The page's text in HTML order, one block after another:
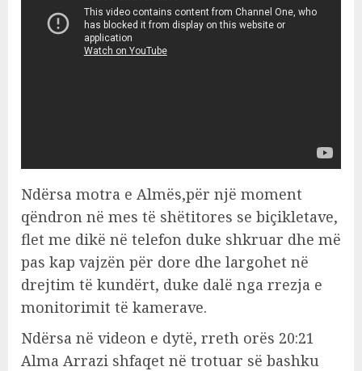
Ndërsa motra e Almës,për një moment
qëndron në mes të shëtitores se biçikletave,
flet me dikë në telefon duke shkruar dhe më
pas kap vajzën për dore dhe largohet në
drejtim të kundërt, duke dalë nga rrezja e
monitorimit të kamerave.
Ndërsa në videon e dytë, rreth orës 20:21
Alma Arrazi shfaqet në trotuar së bashku